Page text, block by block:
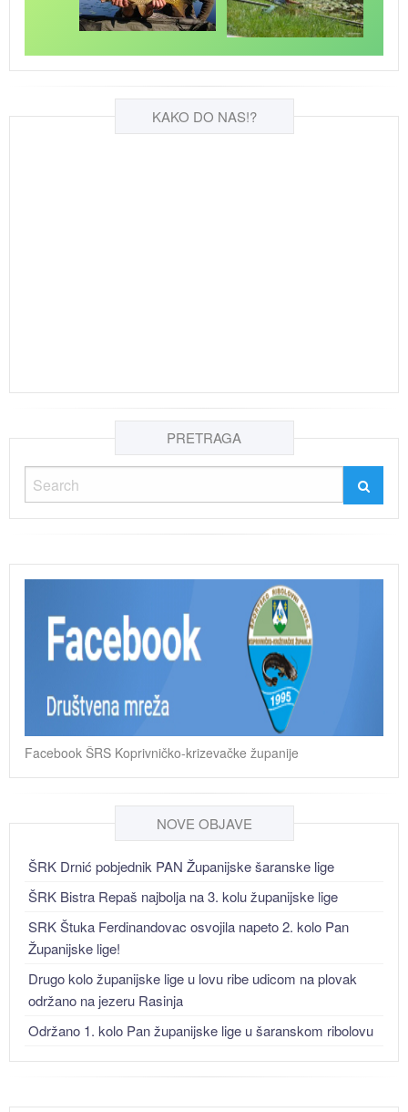
KAKO DO NAS!?
PRETRAGA
Facebook ŠRS Koprivničko-krizevačke županije
NOVE OBJAVE
ŠRK Drnić pobjednik PAN Županijske šaranske lige
ŠRK Bistra Repaš najbolja na 3. kolu županijske lige
SRK Štuka Ferdinandovac osvojila napeto 2. kolo Pan
Županijske lige!
Drugo kolo županijske lige u lovu ribe udicom na plovak
održano na jezeru Rasinja
Održano 1. kolo Pan županijske lige u šaranskom ribolovu